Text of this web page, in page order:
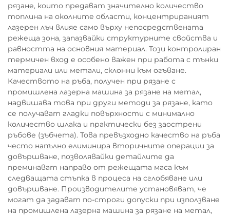
рязане, които предават значително количество
топлина на околните области, концентрираният
лазерен лъч влияе само върху непосредствената
режеща зона, запазвайки структурните свойства и
равността на основния материал. Този контролиран
термичен вход е особено важен при работа с тънки
материали или метали, склонни към огъване.
Качеството на ръба, получен при рязане с
промишлена лазерна машина за рязане на метал,
надвишава това при други методи за рязане, като
се получават гладки повърхности с минимално
количество шлака и практически без заострени
ръбове (зъбчета). Това превъзходно качество на ръба
често напълно елиминира вторичните операции за
довършване, позволявайки детайлите да
преминават направо от режещата маса към
следващата стъпка в процеса на сглобяване или
довършване. Производителите установяват, че
могат да задават по-строги допуски при използване
на промишлена лазерна машина за рязане на метал,